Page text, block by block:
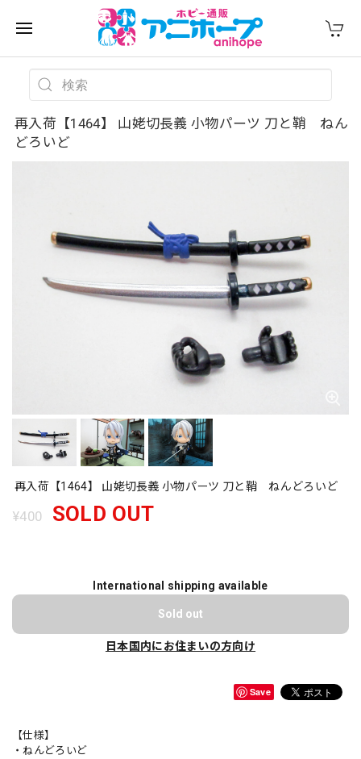
再入荷【1464】 山姥切長義 小物パーツ 刀と鞘 ねん
どろいど
再入荷【1464】 山姥切長義 小物パーツ 刀と鞘 ねんどろいど
¥400 SOLD OUT
International shipping available
Sold out
日本国内にお住まいの方向け
Save
【仕様】
・ねんどろいど